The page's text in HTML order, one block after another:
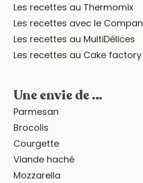
Les recettes au Thermomix
Les recettes avec le
Les recettes au MultiDélices
Les recettes au Cake factory
Une envie de …
Parmesan
Brocolis
Courgette
Viande haché
Mozzarella